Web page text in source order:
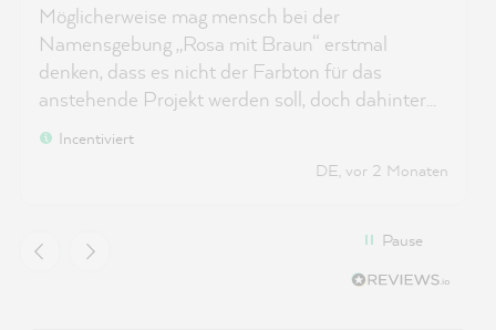
Möglicherweise mag mensch bei der
Namensgebung „Rosa mit Braun“ erstmal
denken, dass es nicht der Farbton für das
anstehende Projekt werden soll, doch dahinter
verbirgt sich eine kleine Farbperle. Der Farbton
sich ganz harmonisch mit dem Farbton „Pink mit
angenehm verarbeiten. Zwei Anstriche brauchte
es bei mir für eine einheitliche Farbdeckung.
Incentiviert
DE, vor 2 Monaten
Pause